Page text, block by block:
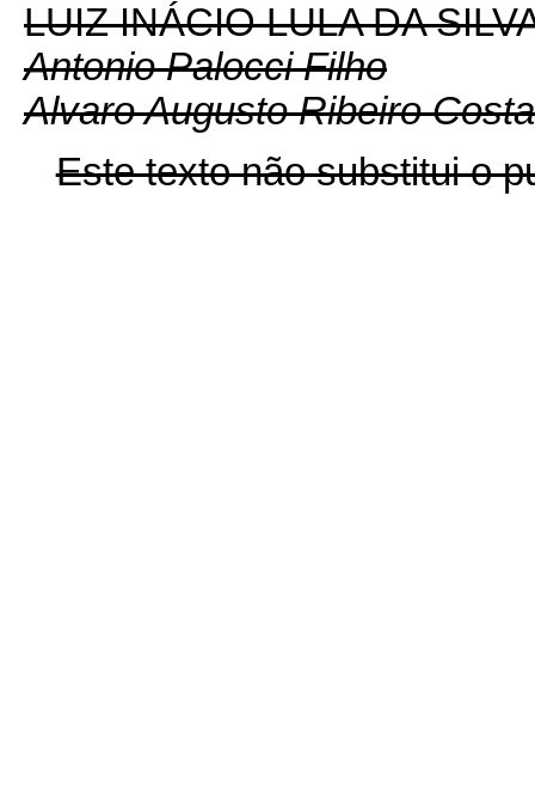
LUIZ INÁCIO LULA DA
Antonio Palocci Filho
Alvaro Augusto Ribeiro Costa
Este texto não substitui o